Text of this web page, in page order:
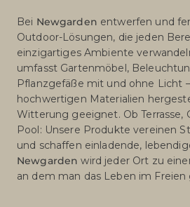
Bei Newgarden entwerfen und
Outdoor-Lösungen, die jeden
einzigartiges Ambiente
umfasst Gartenmöbel,
Pflanzgefäße mit und ohne Licht
hochwertigen Materialien
Witterung geeignet. Ob Terrasse,
Pool: Unsere Produkte vereinen
und schaffen einladende,
Newgarden wird jeder Ort zu
an dem man das Leben im Freien